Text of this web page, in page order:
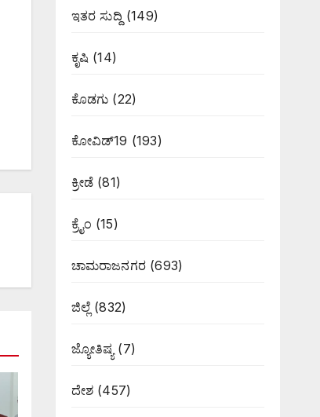
ಇತರ ಸುದ್ದಿ (149)
ಕೃಷಿ (14)
ಕೊಡಗು (22)
ಕೋವಿಡ್19 (193)
ಕ್ರೀಡೆ(81)
ಕ್ರೈಂ (15)
ಚಾಮರಾಜನಗರ(693)
ಜಿಲ್ಲೆ(832)
ಜ್ಯೋತಿಷ್ಯ (7)
ದೇಶ(457)